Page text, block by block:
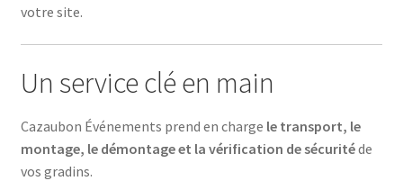
votre site.
Un service clé en main
Cazaubon Événements prend en charge le transport, le
montage, le démontage et la vérification de sécuritéde
vos gradins.